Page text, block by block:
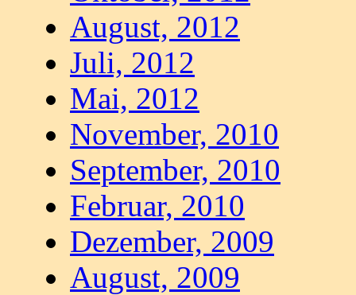
August, 2012
Juli, 2012
Mai, 2012
November, 2010
September, 2010
Februar, 2010
Dezember, 2009
August, 2009